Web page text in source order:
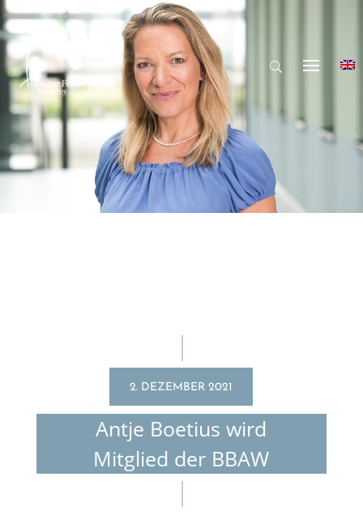
2. DEZEMBER 2021
Antje Boetius wird
Mitglied der BBAW